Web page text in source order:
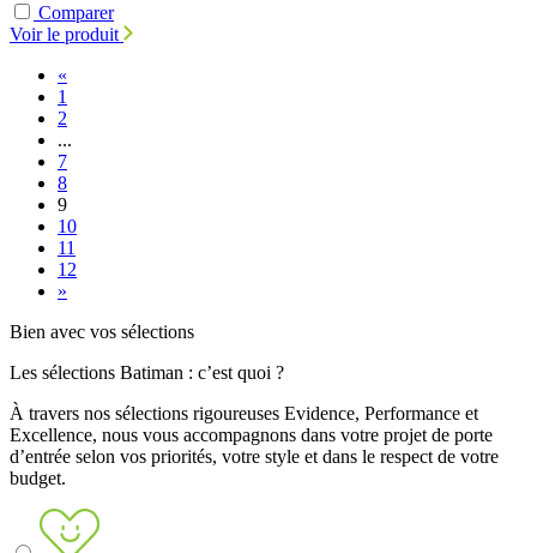
Comparer
Voir le produit
«
1
2
...
7
8
9
10
11
12
»
Bien avec vos sélections
Les sélections Batiman : c’est quoi ?
À travers nos sélections rigoureuses Evidence, Performance et
Excellence, nous vous accompagnons dans votre projet de porte
d’entrée selon vos priorités, votre style et dans le respect de votre
budget.